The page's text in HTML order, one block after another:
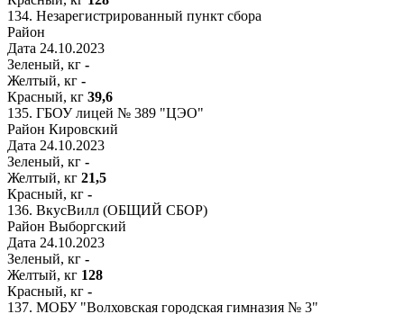
134. Незарегистрированный пункт сбора
Район
Дата 24.10.2023
Зеленый, кг -
Желтый, кг -
Красный, кг 39,6
135. ГБОУ лицей № 389 "ЦЭО"
Район Кировский
Дата 24.10.2023
Зеленый, кг -
Желтый, кг 21,5
Красный, кг -
136. ВкусВилл (ОБЩИЙ СБОР)
Район Выборгский
Дата 24.10.2023
Зеленый, кг -
Желтый, кг 128
Красный, кг -
137. МОБУ "Волховская городская гимназия № 3"